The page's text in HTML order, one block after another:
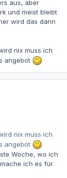
aus, aber
und meist bleibt
wird das dann
nix muss ich
angebot
nix muss ich
angebot
Woche, wo ich
ich es für